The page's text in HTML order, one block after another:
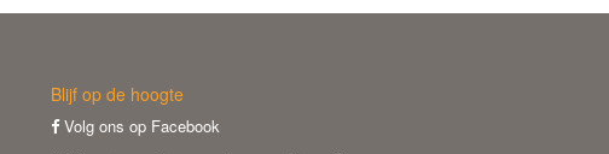
Blijf op de hoogte
Volg ons op Facebook